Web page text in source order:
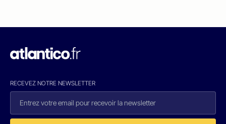
RECEVEZ NOTRE NEWSLETTER